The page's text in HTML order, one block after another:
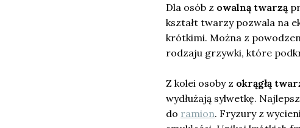
Dla osób z owalną twarzą
kształt twarzy pozwala na
krótkimi. Można z
rodzaju grzywki, które
Z kolei osoby z okrągłą
wydłużają sylwetkę.
do ramion. Fryzury z